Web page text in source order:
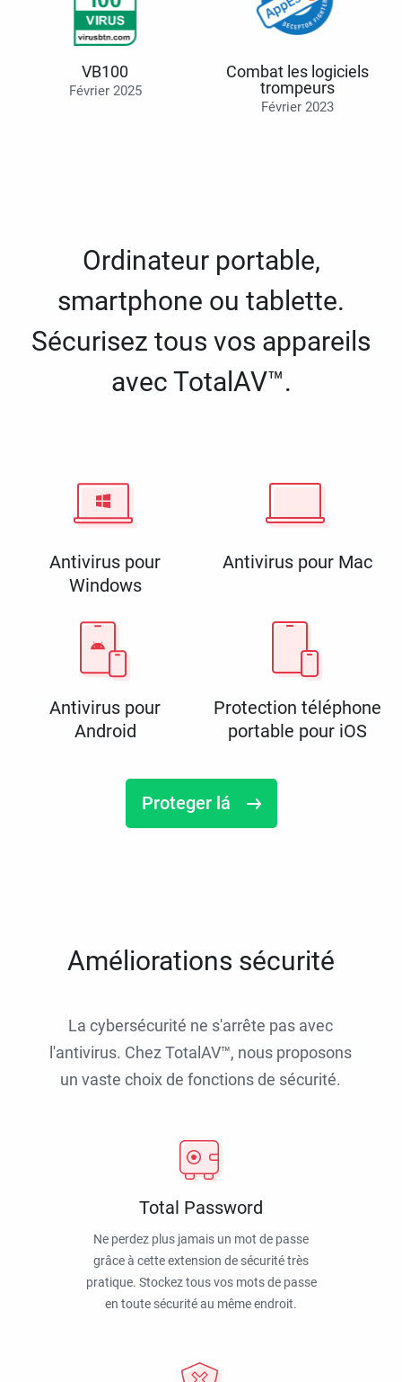
VB100
Février 2025
Combat les logiciels
trompeurs
Février 2023
Ordinateur portable,
smartphone ou tablette.
Sécurisez tous vos appareils
avec TotalAV™.
Antivirus pour
Windows
Antivirus pour Mac
Antivirus pour
Android
Protection téléphone
portable pour iOS
Proteger lá
Améliorations sécurité
La cybersécurité ne s'arrête pas avec
l'antivirus. Chez TotalAV™, nous proposons
un vaste choix de fonctions de sécurité.
Total Password
Ne perdez plus jamais un mot de passe
grâce à cette extension de sécurité très
pratique. Stockez tous vos mots de passe
en toute sécurité au même endroit.